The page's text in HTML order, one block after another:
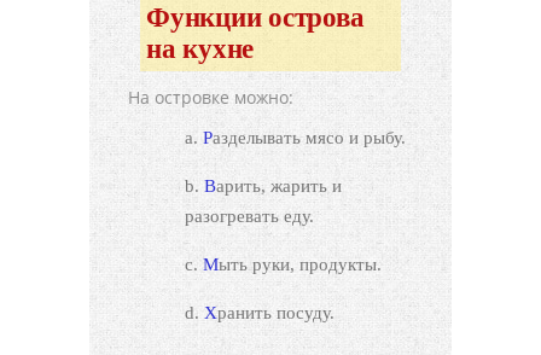
Функции острова
на кухне
На островке можно:
Разделывать мясо и рыбу.
Варить, жарить и
разогревать еду.
Мыть руки, продукты.
Хранить посуду.